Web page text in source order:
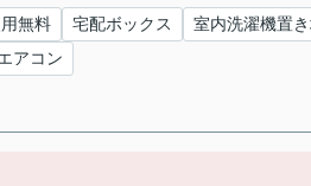
無料 宅配ボックス 室内洗濯機置
アコン